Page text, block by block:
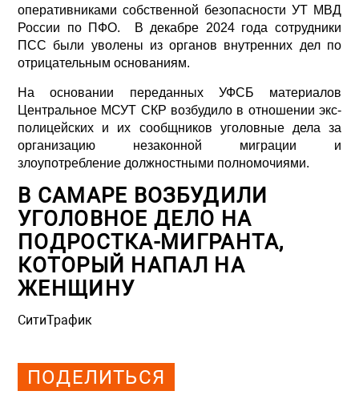
оперативниками собственной безопасности УТ МВД
России по ПФО. В декабре 2024 года сотрудники
ПСС были уволены из органов внутренних дел по
отрицательным основаниям.
На основании переданных УФСБ материалов
Центральное МСУТ СКР возбудило в отношении экс-
полицейских и их сообщников уголовные дела за
организацию незаконной миграции и
злоупотребление должностными полномочиями.
В САМАРЕ ВОЗБУДИЛИ
УГОЛОВНОЕ ДЕЛО НА
ПОДРОСТКА-МИГРАНТА,
КОТОРЫЙ НАПАЛ НА
ЖЕНЩИНУ
СитиТрафик
ПОДЕЛИТЬСЯ